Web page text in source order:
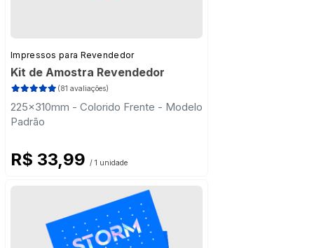
Impressos para Revendedor
Kit de Amostra Revendedor
(81 avaliações)
225x310mm - Colorido Frente - Modelo
Padrão
R$ 33,99 / 1 unidade